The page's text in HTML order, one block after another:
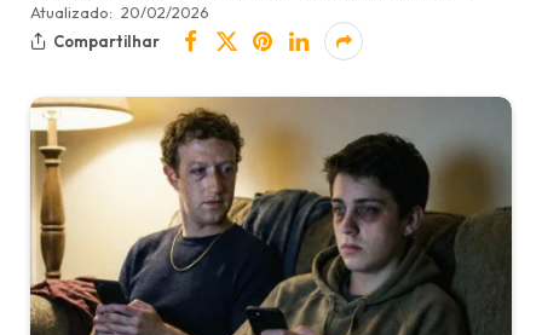
Atualizado: 20/02/2026
Compartilhar